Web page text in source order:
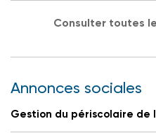
Consulter toutes
Annonces sociales
Gestion du périscolaire de